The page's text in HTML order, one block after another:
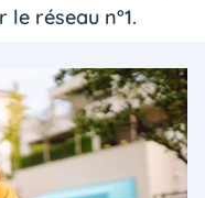
réseau n°1.